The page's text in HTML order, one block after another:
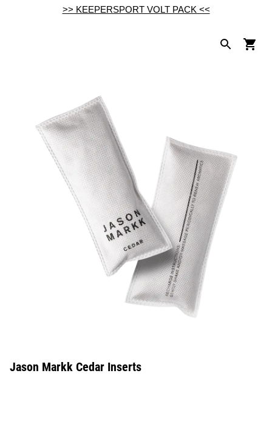
>> KEEPERSPORT VOLT PACK <<
Jason Markk Cedar Inserts